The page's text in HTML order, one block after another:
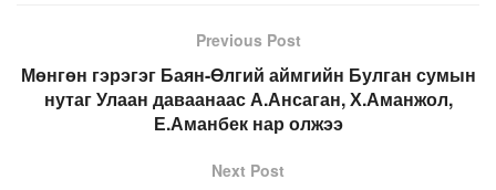
Previous Post
Мөнгөн гэрэгэг Баян-Өлгий аймгийн Булган сумын
нутаг Улаан даваанаас А.Ансаган, Х.Аманжол,
Е.Аманбек нар олжээ
Next Post